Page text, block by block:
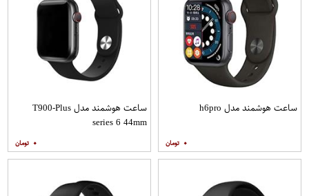
ساعت هوشمند مدل h6pro
۰
ساعت هوشمند مدل T900-Plus
series 6 44mm
۰